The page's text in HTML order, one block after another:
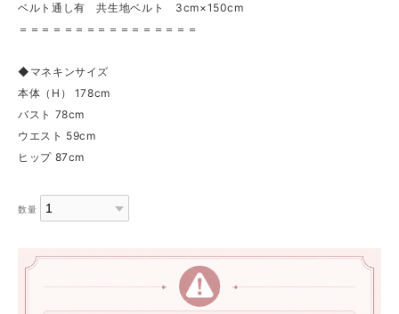
ベルト通し有 共生地ベルト 3cm×150cm
＝＝＝＝＝＝＝＝＝＝＝＝＝＝＝＝
◆マネキンサイズ
本体（H） 178cm
バスト 78cm
ウエスト 59cm
ヒップ 87cm
数量